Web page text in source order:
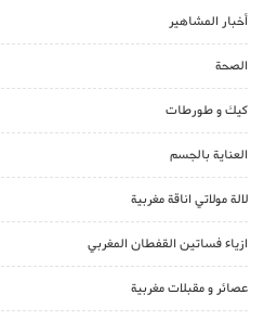
أخبار المشاهير
الصحة
كيك و طورطات
العناية بالجسم
لالة مولاتي اناقة مغربية
ازياء فساتين القفطان المغربي
عصائر و مقبلات مغربية